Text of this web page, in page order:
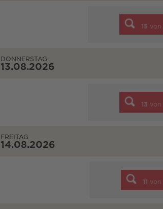
15 von
DONNERSTAG
13.08.2026
13 von
FREITAG
14.08.2026
11 von